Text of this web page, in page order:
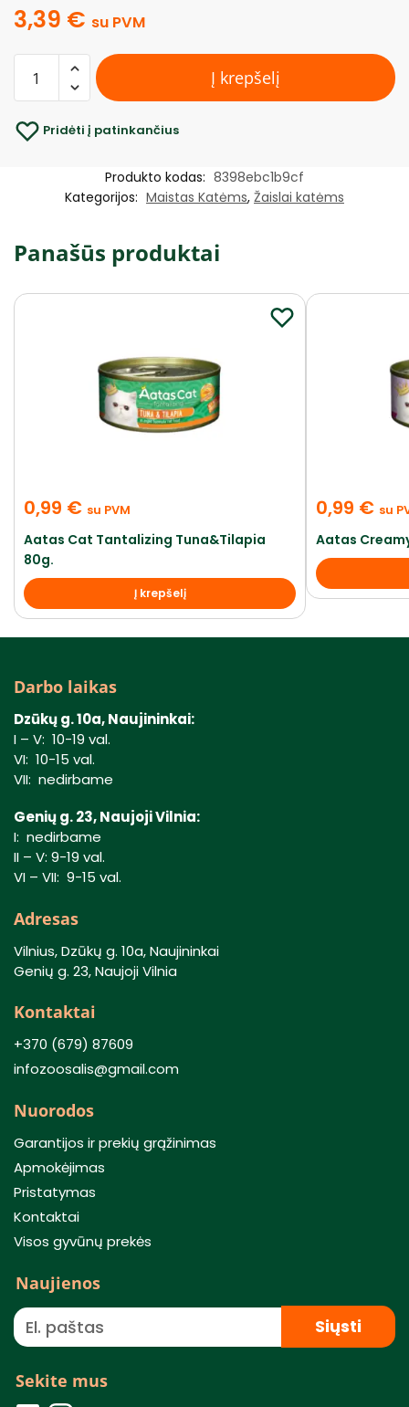
3,39 € su PVM
Į krepšelį
Pridėti į patinkančius
Produkto kodas: 8398ebc1b9cf
Kategorijos: Maistas Katėms, Žaislai katėms
Panašūs produktai
0,99 € su PVM
Aatas Cat Tantalizing Tuna&Tilapia
80g.
Į krepšelį
0,99 € su
Aatas
Darbo laikas
Dzūkų g. 10a, Naujininkai:
I – V: 10-19 val.
VI: 10-15 val.
VII: nedirbame
Genių g. 23, Naujoji Vilnia:
I: nedirbame
II – V: 9-19 val.
VI – VII: 9-15 val.
Adresas
Vilnius, Dzūkų g. 10a, Naujininkai
Genių g. 23, Naujoji Vilnia
Kontaktai
+370 (679) 87609
infozoosalis@gmail.com
Nuorodos
Garantijos ir prekių grąžinimas
Apmokėjimas
Pristatymas
Kontaktai
Visos gyvūnų prekės
Naujienos
Siųsti
Sekite mus